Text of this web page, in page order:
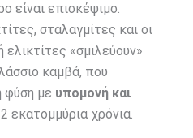
είναι επισκέψιμο.
σταλαγμίτες και οι
ελικτίτες «σμιλεύουν»
καμβά, που
φύση με υπομονή και
εκατομμύρια χρόνια.